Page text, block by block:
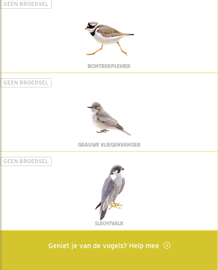
GEEN BROEDSEL
BONTBEKPLEVIER
GEEN BROEDSEL
GRAUWE VLIEGENVANGER
GEEN BROEDSEL
SLECHTVALK
Geniet je van de vogels? Help mee